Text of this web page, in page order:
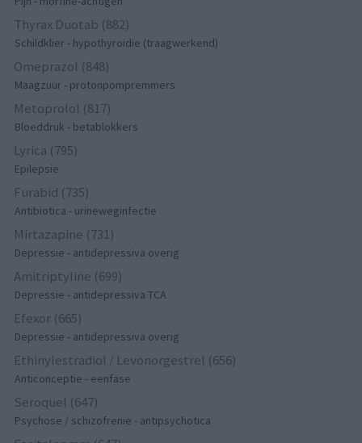
Thyrax Duotab (882)
Schildklier - hypothyroidie (traagwerkend)
Omeprazol (848)
Maagzuur - protonpompremmers
Metoprolol (817)
Bloeddruk - betablokkers
Lyrica (795)
Epilepsie
Furabid (735)
Antibiotica - urineweginfectie
Mirtazapine (731)
Depressie - antidepressiva overig
Amitriptyline (699)
Depressie - antidepressiva TCA
Efexor (665)
Depressie - antidepressiva overig
Ethinylestradiol / Levonorgestrel (656)
Anticonceptie - eenfase
Seroquel (647)
Psychose / schizofrenie - antipsychotica